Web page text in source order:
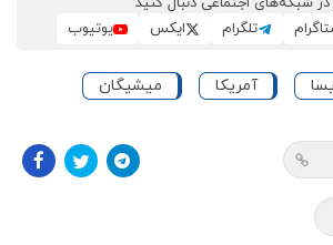
تلگرام ایکس یوتیوب
آمریکا میشیگان